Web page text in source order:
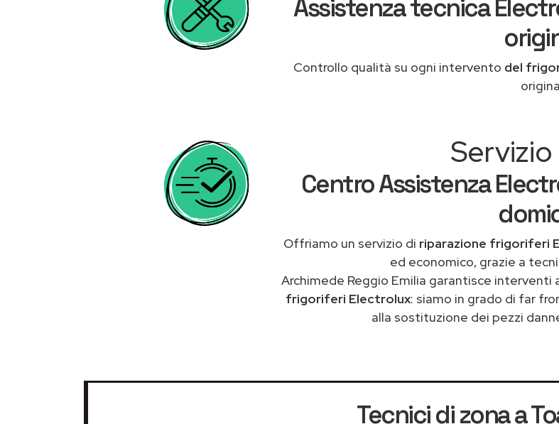
Assistenza tecnica
Controllo qualità su ogni intervento del
Centro Assistenza
Offriamo un servizio di riparazione frigoriferi
ed economico, grazie a
Archimede Reggio Emilia garantisce
frigoriferi Electrolux: siamo in grado di far
alla sostituzione dei pezzi
Tecnici di zona a